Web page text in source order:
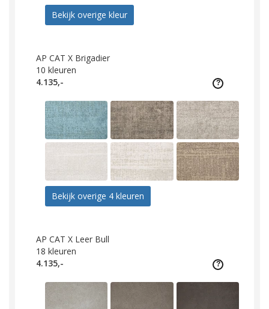
Bekijk overige kleur
AP CAT X Brigadier
10 kleuren
4.135,-
Bekijk overige 4 kleuren
AP CAT X Leer Bull
18 kleuren
4.135,-